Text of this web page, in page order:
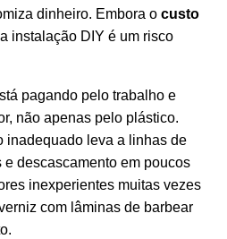
dinheiro. Embora o custo
instalação DIY é um risco
pagando pelo trabalho e
não apenas pelo plástico.
inadequado leva a linhas de
e descascamento em poucos
inexperientes muitas vezes
com lâminas de barbear